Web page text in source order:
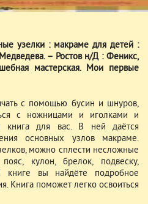
узелки : макраме для детей :
– Ростов н/Д : Феникс,
мастерская. Мои первые
с помощью бусин и шнуров,
с ножницами и иголками и
книга для вас. В ней даётся
основных узлов макраме.
можно сплести несложные
кулон, брелок, подвеску,
книге вы найдёте подробное
Книга поможет легко освоиться